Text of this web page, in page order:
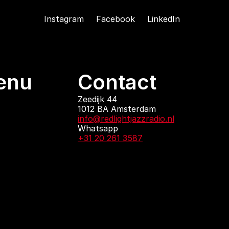
Instagram Facebook LinkedIn
Contact
Zeedijk 44
1012 BA Amsterdam
info@redlightjazzradio.nl
Whatsapp
+31 20 261 3587